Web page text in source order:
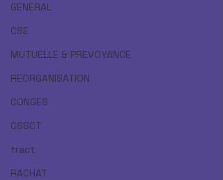
GENERAL
CSE
MUTUELLE & PREVOYANCE
REORGANISATION
CONGES
CSSCT
tract
RACHAT